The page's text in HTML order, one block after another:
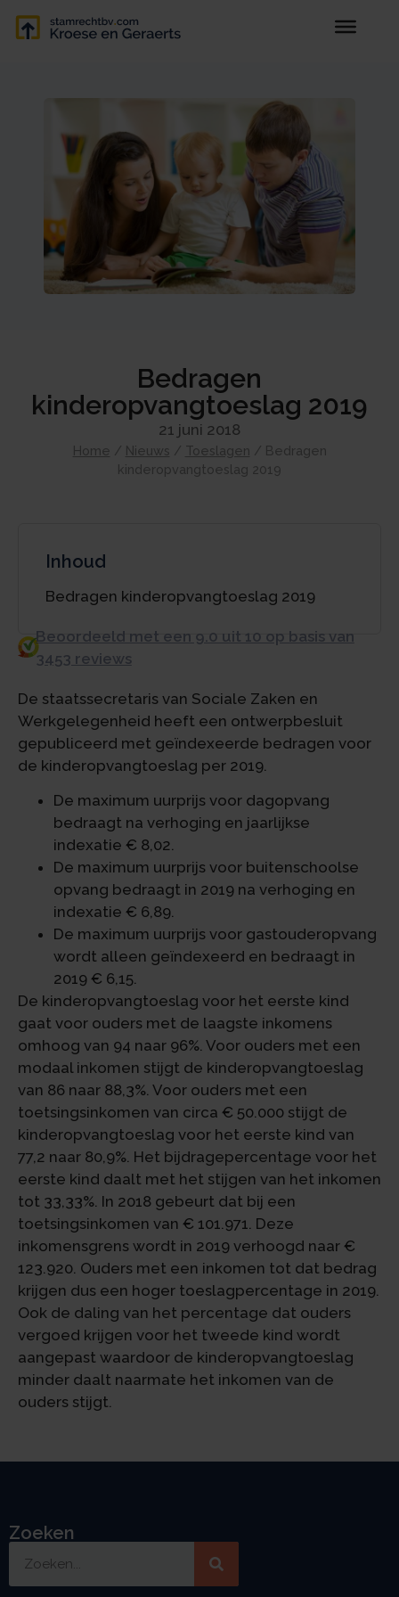
Bedragen
kinderopvangtoeslag 2019
21 juni 2018
Home / Nieuws / Toeslagen / Bedragen
kinderopvangtoeslag 2019
Inhoud
Bedragen kinderopvangtoeslag 2019
Beoordeeld met een 9.0 uit 10 op basis van
3453 reviews
De staatssecretaris van Sociale Zaken en
Werkgelegenheid heeft een ontwerpbesluit
gepubliceerd met geïndexeerde bedragen voor
de kinderopvangtoeslag per 2019.
De maximum uurprijs voor dagopvang
bedraagt na verhoging en jaarlijkse
indexatie € 8,02.
De maximum uurprijs voor buitenschoolse
opvang bedraagt in 2019 na verhoging en
indexatie € 6,89.
De maximum uurprijs voor gastouderopvang
wordt alleen geïndexeerd en bedraagt in
2019 € 6,15.
De kinderopvangtoeslag voor het eerste kind
gaat voor ouders met de laagste inkomens
omhoog van 94 naar 96%. Voor ouders met een
modaal inkomen stijgt de kinderopvangtoeslag
van 86 naar 88,3%. Voor ouders met een
toetsingsinkomen van circa € 50.000 stijgt de
kinderopvangtoeslag voor het eerste kind van
77,2 naar 80,9%. Het bijdragepercentage voor het
eerste kind daalt met het stijgen van het inkomen
tot 33,33%. In 2018 gebeurt dat bij een
toetsingsinkomen van € 101.971. Deze
inkomensgrens wordt in 2019 verhoogd naar €
123.920. Ouders met een inkomen tot dat bedrag
krijgen dus een hoger toeslagpercentage in 2019.
Ook de daling van het percentage dat ouders
vergoed krijgen voor het tweede kind wordt
aangepast waardoor de kinderopvangtoeslag
minder daalt naarmate het inkomen van de
ouders stijgt.
Zoeken